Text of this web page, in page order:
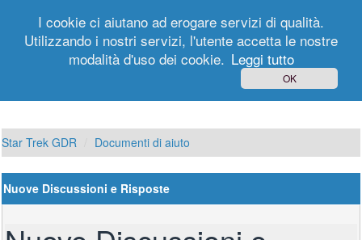
Registrati
Star Trek GDR Documenti di aiuto
Nuove Discussioni e Risposte
I cookie ci aiutano ad erogare servizi di qualità.
Utilizzando i nostri servizi, l'utente accetta le nostre
modalità d'uso dei cookie. Leggi tutto
OK